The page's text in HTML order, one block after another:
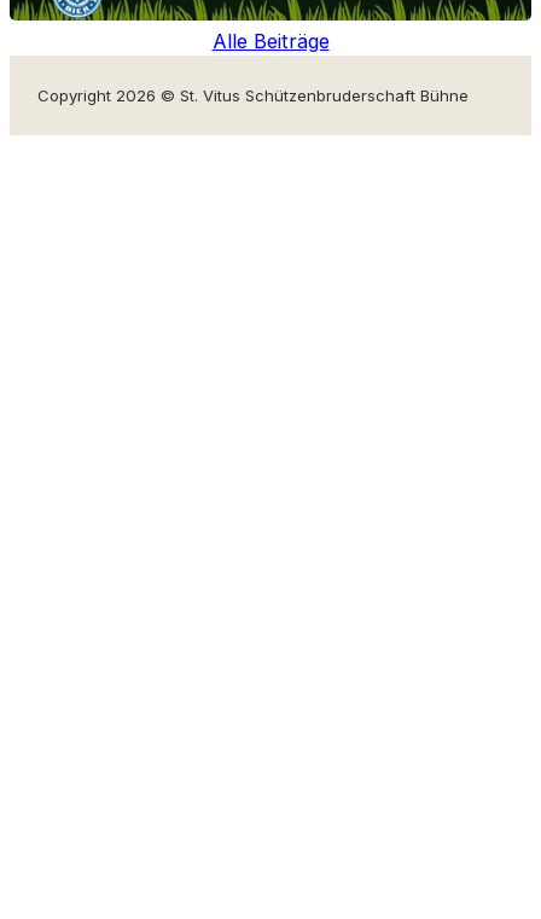
Alle Beiträge
Copyright 2026 © St. Vitus Schützenbruderschaft Bühne